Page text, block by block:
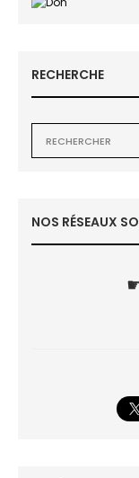
RECHERCHE
NOS RÉSEAUX